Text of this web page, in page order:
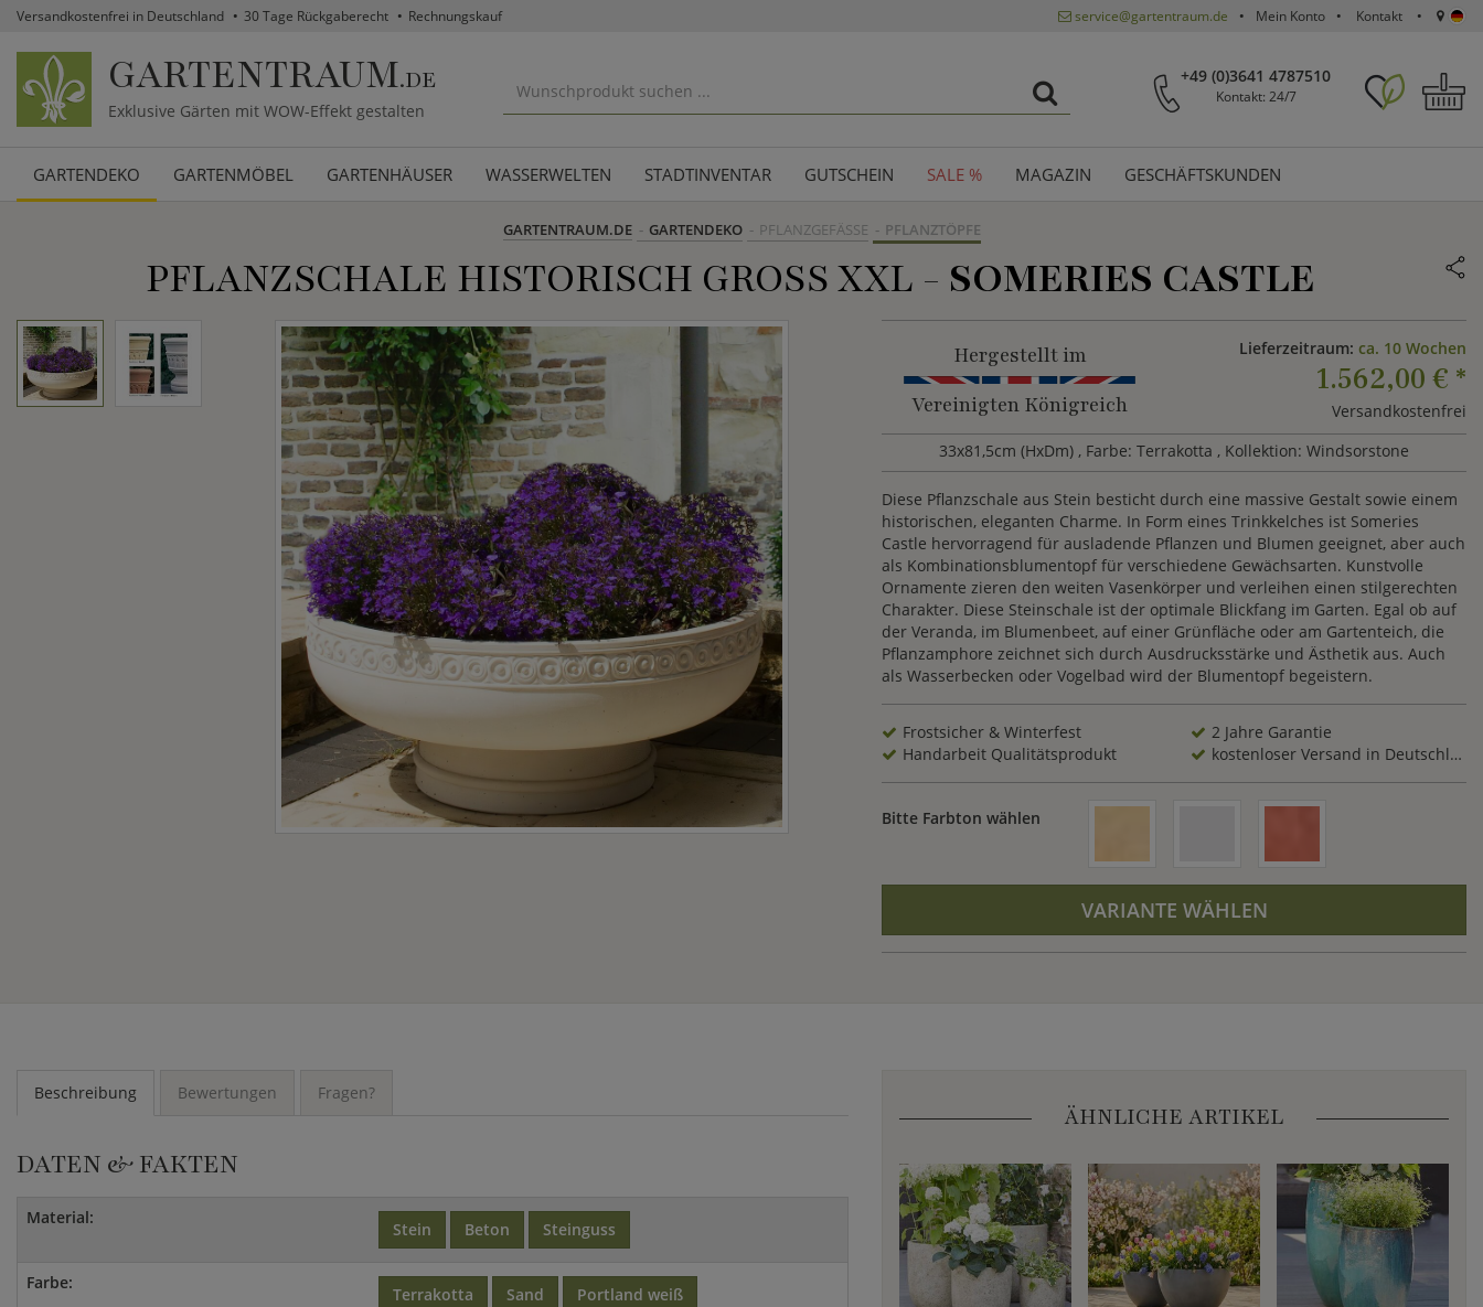
Versandkostenfrei in Deutschland 30 Tage Rückgaberecht Rechnungskauf service@gartentraum.de Mein Konto Kontakt
GARTENTRAUM.DE
Exklusive Gärten mit WOW-Effekt gestalten
+49 (0)3641 4787510
Kontakt: 24/7
GARTENDEKO GARTENMÖBEL GARTENHÄUSER WASSERWELTEN STADTINVENTAR GUTSCHEIN SALE % MAGAZIN GESCHÄFTSKUNDEN
GARTENTRAUM.DE GARTENDEKO PFLANZGEFÄSSE PFLANZTÖPFE
PFLANZSCHALE HISTORISCH GROSS XXL - SOMERIES CASTLE
Hergestellt im
Vereinigten Königreich
Lieferzeitraum: ca. 10 Wochen
1.562,00 € *
Versandkostenfrei
33x81,5cm (HxDm) , Farbe: Terrakotta , Kollektion: Windsorstone
Diese Pflanzschale aus Stein besticht durch eine massive Gestalt sowie einem
historischen, eleganten Charme. In Form eines Trinkkelches ist Someries
Castle hervorragend für ausladende Pflanzen und Blumen geeignet, aber auch
als Kombinationsblumentopf für verschiedene Gewächsarten. Kunstvolle
Ornamente zieren den weiten Vasenkörper und verleihen einen stilgerechten
Charakter. Diese Steinschale ist der optimale Blickfang im Garten. Egal ob auf
der Veranda, im Blumenbeet, auf einer Grünfläche oder am Gartenteich, die
Pflanzamphore zeichnet sich durch Ausdrucksstärke und Ästhetik aus. Auch
als Wasserbecken oder Vogelbad wird der Blumentopf begeistern.
Frostsicher & Winterfest
2 Jahre Garantie
Handarbeit Qualitätsprodukt
kostenloser Versand in Deutschland
Bitte Farbton wählen
VARIANTE WÄHLEN
Beschreibung Bewertungen Fragen?
DATEN & FAKTEN
Material:
Stein Beton Steinguss
Farbe:
Terrakotta Sand Portland weiß
ÄHNLICHE ARTIKEL